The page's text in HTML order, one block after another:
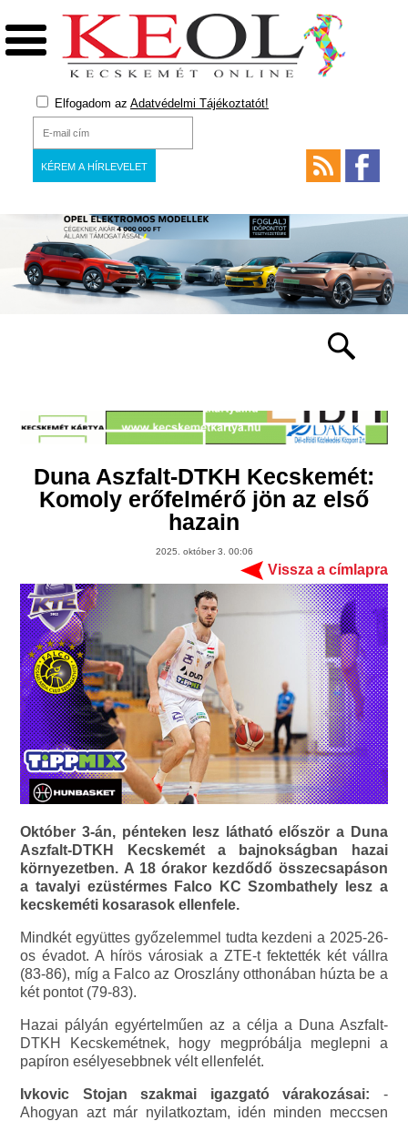
Elfogadom az Adatvédelmi Tájékoztatót!
Duna Aszfalt-DTKH Kecskemét:
Komoly erőfelmérő jön az első
hazain
2025. október 3. 00:06
Vissza a címlapra
Október 3-án, pénteken lesz látható először a Duna
Aszfalt-DTKH Kecskemét a bajnokságban hazai
környezetben. A 18 órakor kezdődő összecsapáson
a tavalyi ezüstérmes Falco KC Szombathely lesz a
kecskeméti kosarasok ellenfele.
Mindkét együttes győzelemmel tudta kezdeni a 2025-26-
os évadot. A hírös városiak a ZTE-t fektették két vállra
(83-86), míg a Falco az Oroszlány otthonában húzta be a
két pontot (79-83).
Hazai pályán egyértelműen az a célja a Duna Aszfalt-
DTKH Kecskemétnek, hogy megpróbálja meglepni a
papíron esélyesebbnek vélt ellenfelét.
Ivkovic Stojan szakmai igazgató várakozásai: -
Ahogyan azt már nyilatkoztam, idén minden meccsen